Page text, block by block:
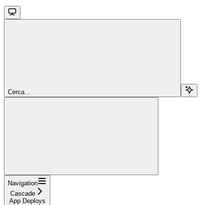
Cerca...
Navigation
Cascade
App Deploys